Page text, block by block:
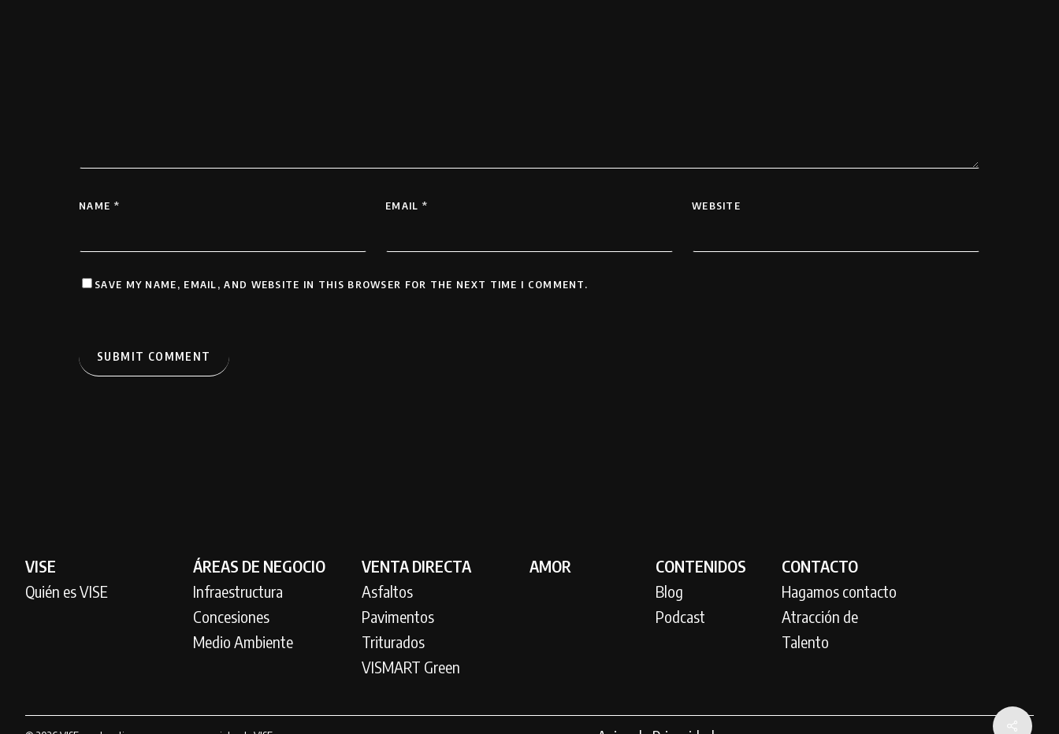
NAME * EMAIL * WEBSITE
SAVE MY NAME, EMAIL, AND WEBSITE IN THIS BROWSER FOR THE NEXT TIME I COMMENT.
VISE
Quién es VISE
ÁREAS DE NEGOCIO
Infraestructura
Concesiones
Medio Ambiente
VENTA DIRECTA
Asfaltos
Pavimentos
Triturados
VISMART Green
AMOR
CONTENIDOS
Blog
Podcast
CONTACTO
Hagamos contacto
Atracción de
Talento